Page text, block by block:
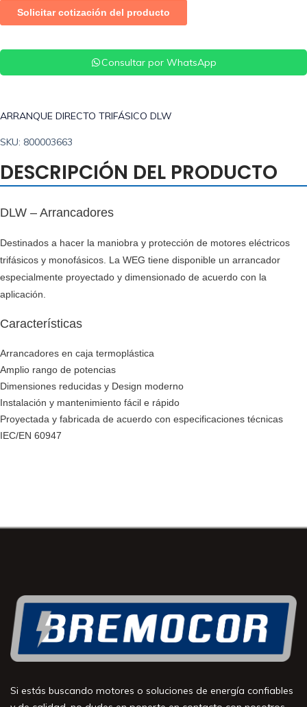
Consultar por WhatsApp
ARRANQUE DIRECTO TRIFÁSICO DLW
SKU: 800003663
DESCRIPCIÓN DEL PRODUCTO
DLW – Arrancadores
Destinados a hacer la maniobra y protección de motores eléctricos
trifásicos y monofásicos. La WEG tiene disponible un arrancador
especialmente proyectado y dimensionado de acuerdo con la
aplicación.
Características
Arrancadores en caja termoplástica
Amplio rango de potencias
Dimensiones reducidas y Design moderno
Instalación y mantenimiento fácil e rápido
Proyectada y fabricada de acuerdo con especificaciones técnicas
IEC/EN 60947
Si estás buscando motores o soluciones de energía confiables